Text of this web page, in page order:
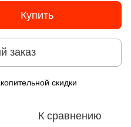
Купить
заказ
скидки
К сравнению